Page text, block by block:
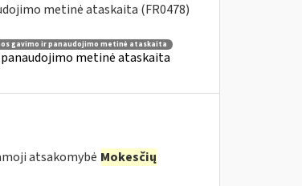
metinė ataskaita (FR0478)
gavimo ir panaudojimo metinė ataskaita
metinė ataskaita
atsakomybė Mokesčių